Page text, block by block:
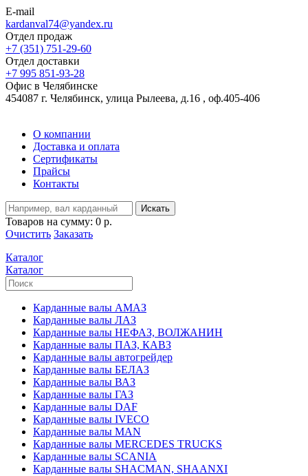
E-mail
kardanval74@yandex.ru
Отдел продаж
+7 (351) 751-29-60
Отдел доставки
+7 995 851-93-28
Офис в Челябинске
454087 г. Челябинск, улица Рылеева, д.16 , оф.405-406
О компании
Доставка и оплата
Сертификаты
Прайсы
Контакты
Искать
Товаров на сумму: 0 р.
Очистить Заказать
Каталог
Каталог
Карданные валы АМАЗ
Карданные валы ЛАЗ
Карданные валы НЕФАЗ, ВОЛЖАНИН
Карданные валы ПАЗ, КАВЗ
Карданные валы автогрейдер
Карданные валы БЕЛАЗ
Карданные валы ВАЗ
Карданные валы ГАЗ
Карданные валы DAF
Карданные валы IVECO
Карданные валы MAN
Карданные валы MERCEDES TRUCKS
Карданные валы SCANIA
Карданные валы SHACMAN, SHAANXI